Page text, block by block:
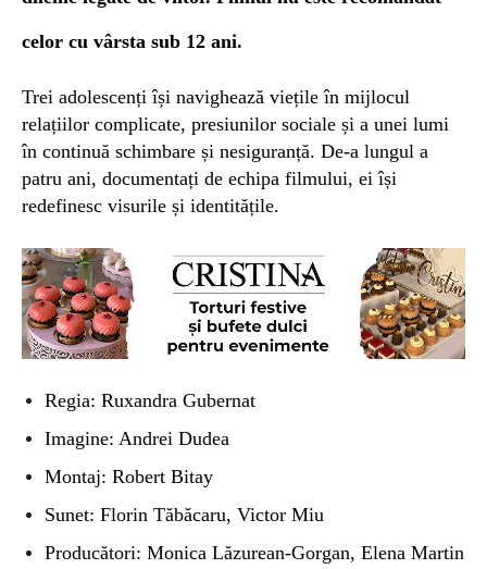
celor cu vârsta sub 12 ani.
Trei adolescenți își navighează viețile în mijlocul
relațiilor complicate, presiunilor sociale și a unei lumi
în continuă schimbare și nesiguranță. De-a lungul a
patru ani, documentați de echipa filmului, ei își
redefinesc visurile și identitățile.
Regia: Ruxandra Gubernat
Imagine: Andrei Dudea
Montaj: Robert Bitay
Sunet: Florin Tăbăcaru, Victor Miu
Producători: Monica Lăzurean-Gorgan, Elena Martin